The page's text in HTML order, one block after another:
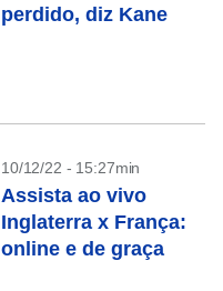
perdido, diz Kane
10/12/22 - 15:27min
Assista ao vivo
Inglaterra x França:
online e de graça